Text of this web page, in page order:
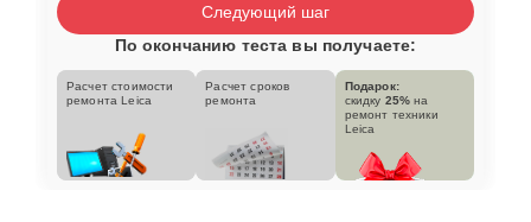
Следующий шаг
По окончанию теста вы получаете:
Расчет стоимости
ремонта Leica
Расчет сроков
ремонта
Подарок:
скидку 25% на
ремонт техники
Leica